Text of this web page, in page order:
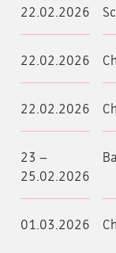
22.02.2026
22.02.2026
22.02.2026
23 –
25.02.2026
01.03.2026